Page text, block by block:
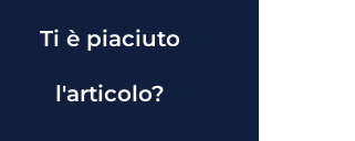
Ti è piaciuto
l'articolo?